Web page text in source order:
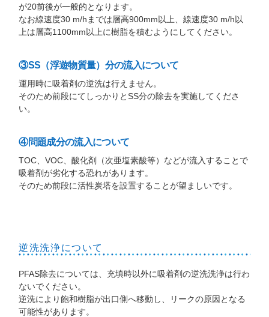
が20前後が一般的となります。
なお線速度30 m/hまでは層高900mm以上、線速度30 m/h以
上は層高1100mm以上に樹脂を積むようにしてください。
③SS（浮遊物質量）分の流入について
運用時に吸着剤の逆洗は行えません。
そのため前段にてしっかりとSS分の除去を実施してくださ
い。
④問題成分の流入について
TOC、VOC、酸化剤（次亜塩素酸等）などが流入することで
吸着剤が劣化する恐れがあります。
そのため前段に活性炭塔を設置することが望ましいです。
逆洗洗浄について
PFAS除去については、充填時以外に吸着剤の逆洗洗浄は行わ
ないでください。
逆洗により飽和樹脂が出口側へ移動し、リークの原因となる
可能性があります。